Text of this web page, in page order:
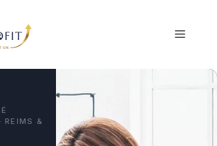
MENU
REIMS &